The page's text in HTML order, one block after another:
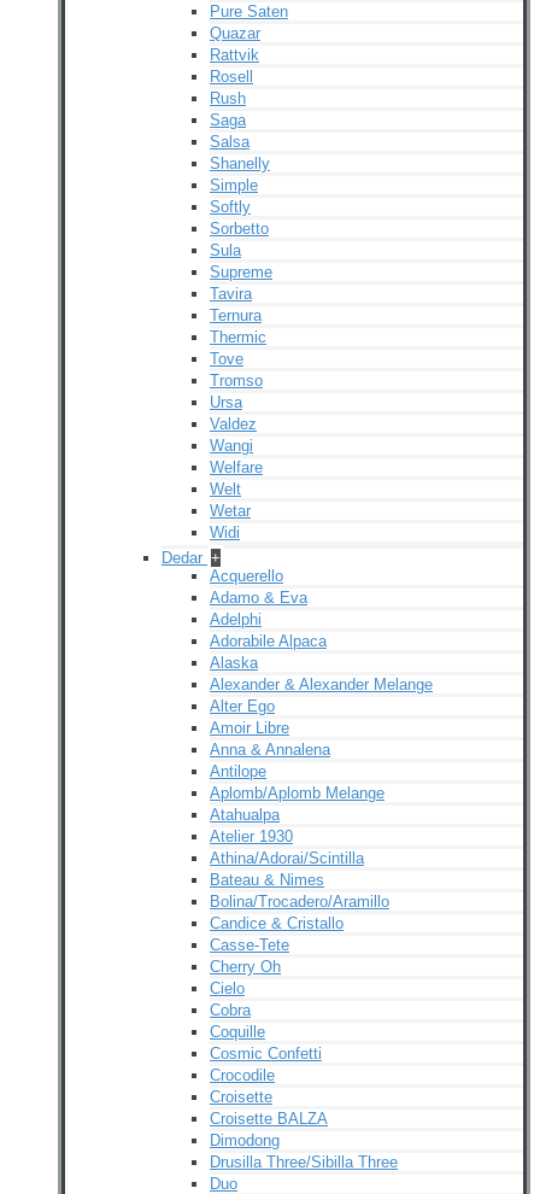
Pure Saten
Quazar
Rattvik
Rosell
Rush
Saga
Salsa
Shanelly
Simple
Softly
Sorbetto
Sula
Supreme
Tavira
Ternura
Thermic
Tove
Tromso
Ursa
Valdez
Wangi
Welfare
Welt
Wetar
Widi
Dedar +
Acquerello
Adamo & Eva
Adelphi
Adorabile Alpaca
Alaska
Alexander & Alexander Melange
Alter Ego
Amoir Libre
Anna & Annalena
Antilope
Aplomb/Aplomb Melange
Atahualpa
Atelier 1930
Athina/Adorai/Scintilla
Bateau & Nimes
Bolina/Trocadero/Aramillo
Candice & Cristallo
Casse-Tete
Cherry Oh
Cielo
Cobra
Coquille
Cosmic Confetti
Crocodile
Croisette
Croisette BALZA
Dimodong
Drusilla Three/Sibilla Three
Duo